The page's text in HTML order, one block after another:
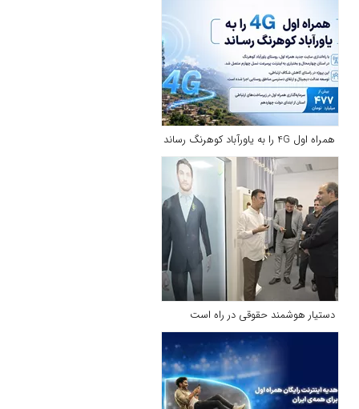
همراه اول 4G را به یاورآباد کوهرنگ رساند
دستیار هوشمند حقوقی در راه است